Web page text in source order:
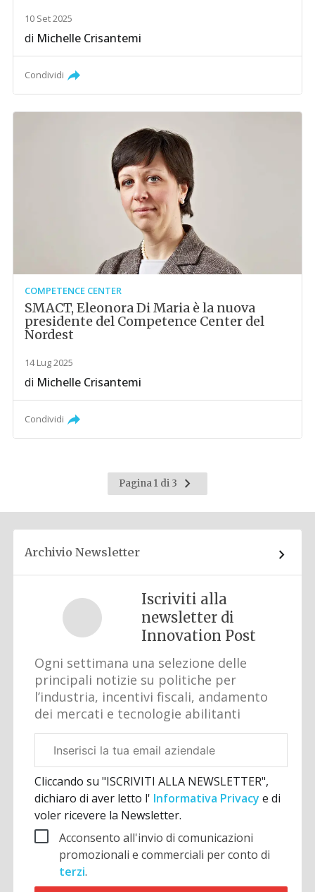
10 Set 2025
di Michelle Crisantemi
Condividi
COMPETENCE CENTER
SMACT, Eleonora Di Maria è la nuova
presidente del Competence Center del
Nordest
14 Lug 2025
di Michelle Crisantemi
Condividi
Pagina 1 di 3
Pagina
successiva
Archivio Newsletter
Iscriviti alla
newsletter di
Innovation Post
Ogni settimana una selezione delle
principali notizie su politiche per
l’industria, incentivi fiscali, andamento
dei mercati e tecnologie abilitanti
aziendale
Cliccando su "ISCRIVITI ALLA NEWSLETTER",
dichiaro di aver letto l' Informativa Privacye di
voler ricevere la Newsletter.
Acconsento all'invio di comunicazioni
promozionali e commerciali per conto di
terzi.